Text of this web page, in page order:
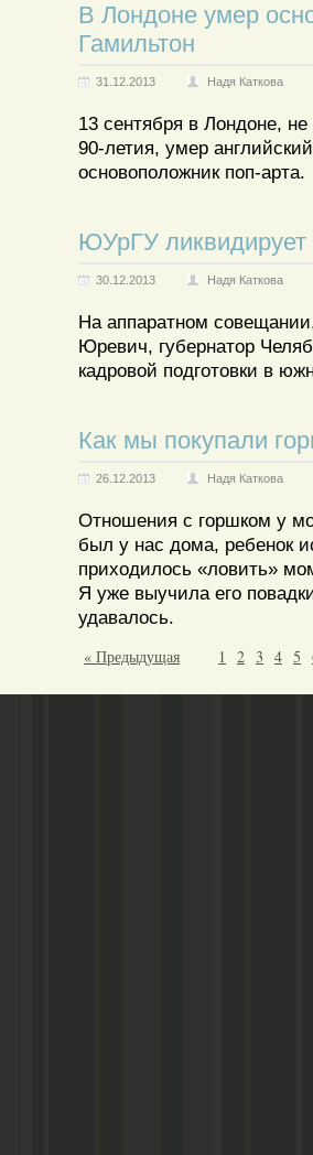
В Лондоне умер
Гамильтон
31.12.2013 Надя Каткова
13 сентября в Лондоне,
90-летия, умер
основоположник поп-арта.
ЮУрГУ
30.12.2013 Надя Каткова
На аппаратном
Юревич, губернатор
кадровой подготовки в
Как мы покупали
26.12.2013 Надя Каткова
Отношения с горшком у
был у нас дома, ребенок
приходилось «ловить»
Я уже выучила его
удавалось.
« Предыдущая 1 2 3 4 5